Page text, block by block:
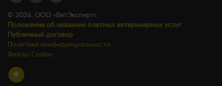
© 2026, ООО «ВетЭксперт».
Положение об оказании платных ветеринарных услуг
Публичный договор
Политика конфиденциальности
Файлы Cookie